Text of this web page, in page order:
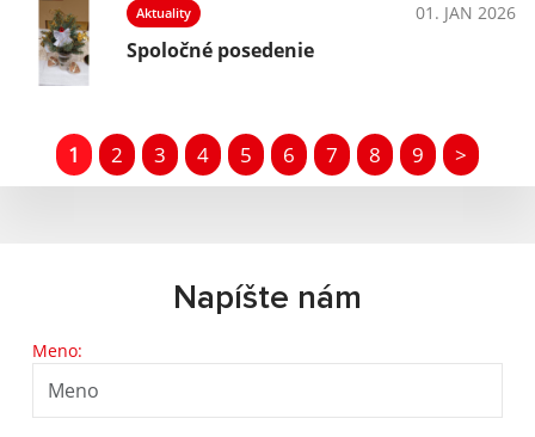
Aktuality 01. JAN 2026
Spoločné posedenie
1 2 3 4 5 6 7 8 9 >
Napíšte nám
Meno: